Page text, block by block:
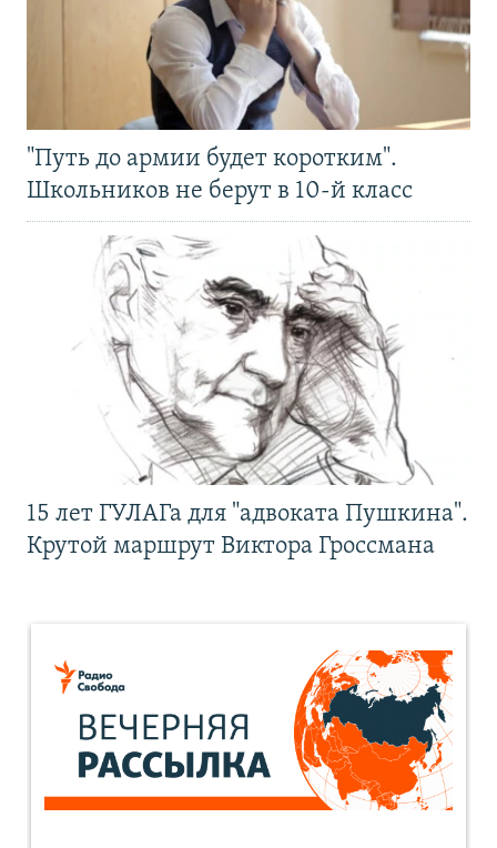
"Путь до армии будет коротким".
Школьников не берут в 10-й класс
15 лет ГУЛАГа для "адвоката Пушкина".
Крутой маршрут Виктора Гроссмана